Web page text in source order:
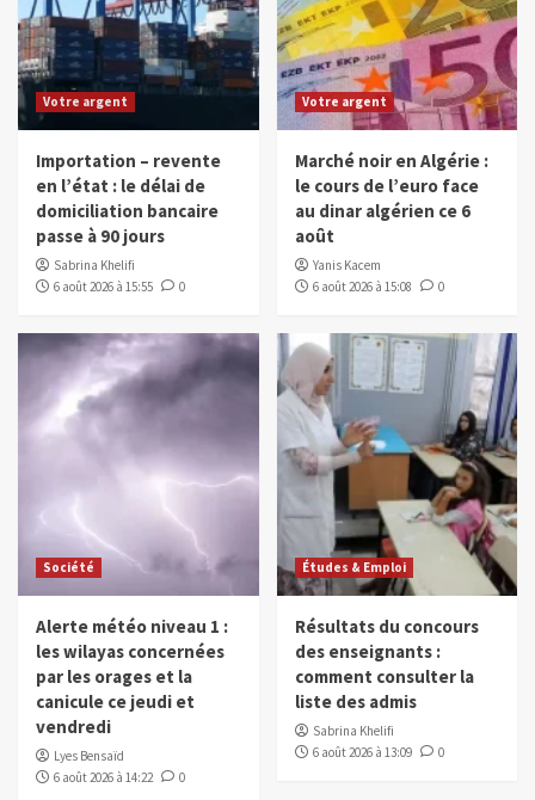
Votre argent
Importation – revente
en l’état : le délai de
domiciliation bancaire
passe à 90 jours
Sabrina Khelifi
6 août 2026 à 15:55
0
Votre argent
Marché noir en Algérie :
le cours de l’euro face
au dinar algérien ce 6
août
Yanis Kacem
6 août 2026 à 15:08
0
Société
Alerte météo niveau 1 :
les wilayas concernées
par les orages et la
canicule ce jeudi et
vendredi
Lyes Bensaïd
6 août 2026 à 14:22
0
Études & Emploi
Résultats du concours
des enseignants :
comment consulter la
liste des admis
Sabrina Khelifi
6 août 2026 à 13:09
0